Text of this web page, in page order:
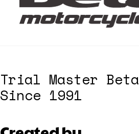
Trial Master Beta
Since 1991